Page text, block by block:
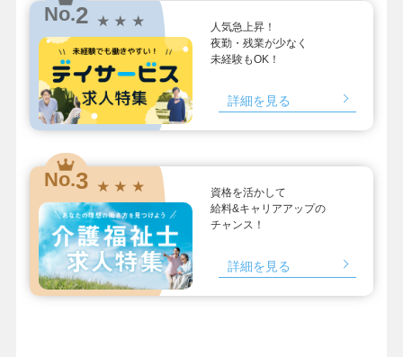
No.2 ★ ★ ★
人気急上昇！
夜勤・残業が少なく
未経験もOK！
詳細を見る
No.3 ★ ★ ★
資格を活かして
給料&キャリアアップの
チャンス！
詳細を見る